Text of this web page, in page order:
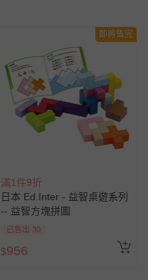
即將售完
滿1件9折
日本 Ed.Inter - 益智桌遊系列
-- 益智方塊拼圖
已售出 30
$956